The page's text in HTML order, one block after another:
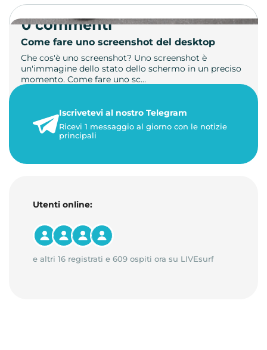
Come fare uno screenshot del desktop
Che cos'è uno screenshot? Uno screenshot è
un'immagine dello stato dello schermo in un preciso
momento. Come fare uno sc…
1 minuto di lettura
0 commenti
Iscrivetevi al nostro Telegram
Ricevi 1 messaggio al giorno con le notizie
principali
Utenti online:
e altri 16 registrati e 609 ospiti ora su LIVEsurf